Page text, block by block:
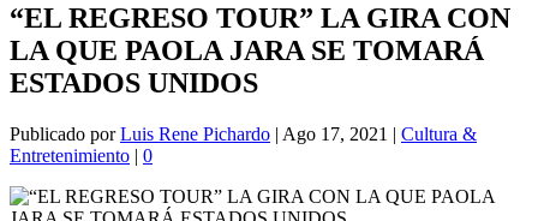
“EL REGRESO TOUR” LA GIRA CON
LA QUE PAOLA JARA SE TOMARÁ
ESTADOS UNIDOS
Publicado porLuis Rene Pichardo | Ago 17, 2021 | Cultura &
Entretenimiento | 0